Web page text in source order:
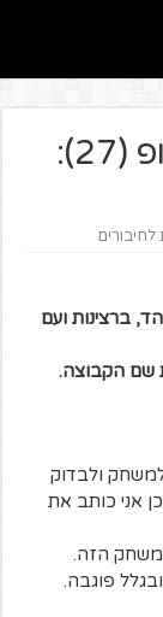
יומן האליפות של ליברקלופ (27):
לחיבורים
ברצינות ועם
שם הקבוצה.
ולבדוק
אני כותב את
הזה.
פוגבה.